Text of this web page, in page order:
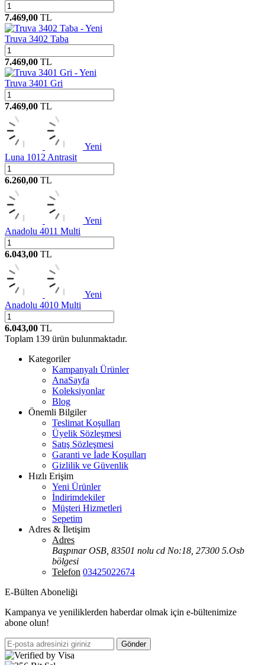
7.469,00 TL
Yeni
Truva 3402 Taba
7.469,00 TL
Yeni
Truva 3401 Gri
7.469,00 TL
Yeni
Luna 1012 Antrasit
6.260,00 TL
Yeni
Anadolu 4011 Multi
6.043,00 TL
Yeni
Anadolu 4010 Multi
6.043,00 TL
Toplam 139 ürün bulunmaktadır.
Kategoriler
Kampanyalı Ürünler
AnaSayfa
Koleksiyonlar
Blog
Önemli Bilgiler
Teslimat Koşulları
Üyelik Sözleşmesi
Satış Sözleşmesi
Garanti ve İade Koşulları
Gizlilik ve Güvenlik
Hızlı Erişim
Yeni Ürünler
İndirimdekiler
Müşteri Hizmetleri
Sepetim
Adres & İletişim
Adres
Başpınar OSB, 83501 nolu cd No:18, 27300 5.Osb
bölgesi
Telefon 03425022674
E-Bülten Aboneliği
Kampanya ve yeniliklerden haberdar olmak için e-bültenimize
abone olun!
Gönder